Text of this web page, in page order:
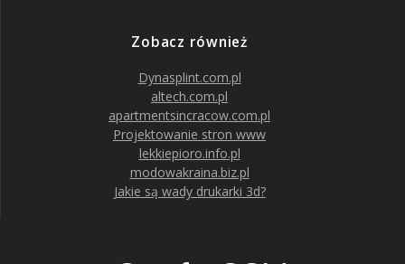
Zobacz również
Dynasplint.com.pl
altech.com.pl
apartmentsincracow.com.pl
Projektowanie stron www
lekkiepioro.info.pl
modowakraina.biz.pl
Jakie są wady drukarki 3d?